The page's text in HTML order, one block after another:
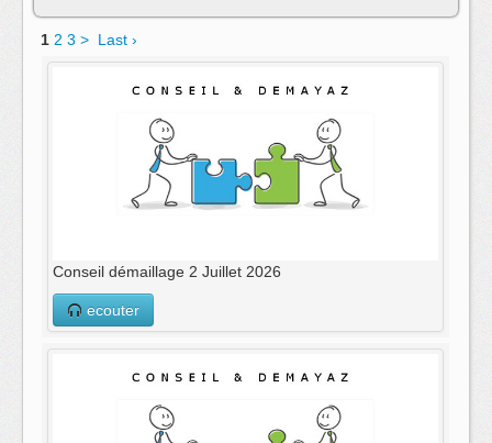
1 2 3 > Last ›
‌Conseil démaillage 2 Juillet 2026
ecouter